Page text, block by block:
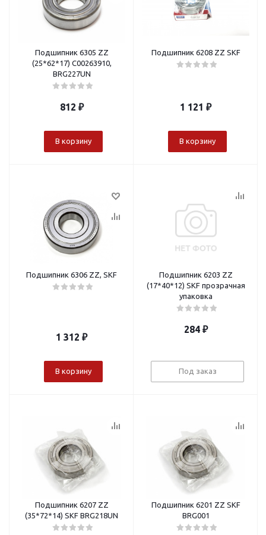
Подшипник 6305 ZZ
(25*62*17) C00263910,
BRG227UN
812 ₽
В корзину
Подшипник 6208 ZZ SKF
1 121 ₽
В корзину
Подшипник 6306 ZZ, SKF
1 312 ₽
В корзину
Подшипник 6203 ZZ
(17*40*12) SKF прозрачная
упаковка
284₽
Под заказ
Подшипник 6207 ZZ
(35*72*14) SKF BRG218UN
Подшипник 6201 ZZ SKF
BRG001